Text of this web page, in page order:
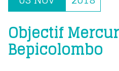
Objectif
Bepicolombo